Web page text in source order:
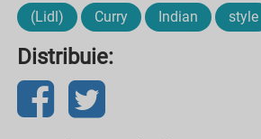
(Lidl) Curry Indian style
Distribuie: